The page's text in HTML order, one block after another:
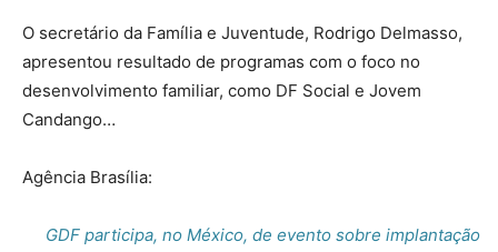
O secretário da Família e Juventude, Rodrigo Delmasso,
apresentou resultado de programas com o foco no
desenvolvimento familiar, como DF Social e Jovem
Candango…
Agência Brasília:
GDF participa, no México, de evento sobre implantação